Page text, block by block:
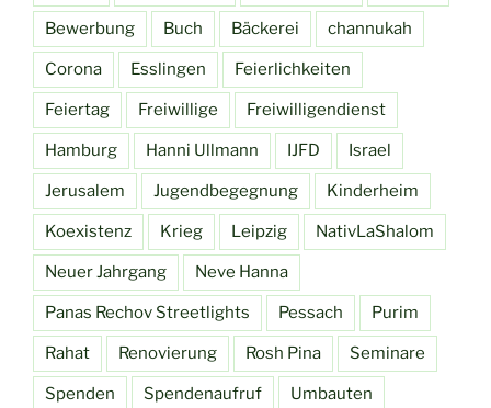
Bewerbung Buch Bäckerei channukah
Corona Esslingen Feierlichkeiten
Feiertag Freiwillige Freiwilligendienst
Hamburg Hanni Ullmann IJFD Israel
Jerusalem Jugendbegegnung Kinderheim
Koexistenz Krieg Leipzig NativLaShalom
Neuer Jahrgang Neve Hanna
Panas Rechov Streetlights Pessach Purim
Rahat Renovierung Rosh Pina Seminare
Spenden Spendenaufruf Umbauten